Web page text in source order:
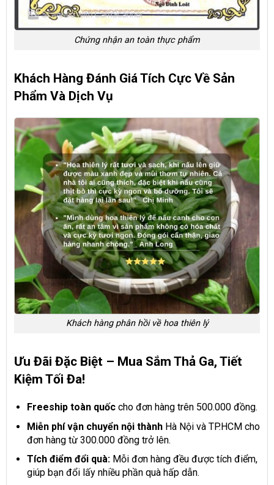
Chứng nhận an toàn thực phẩm
Khách Hàng Đánh Giá Tích Cực Về Sản
Phẩm Và Dịch Vụ
Khách hàng phân hồi về hoa thiên lý
Ưu Đãi Đặc Biệt – Mua Sắm Thả Ga, Tiết
Kiệm Tối Đa!
Freeship toàn quốccho đơn hàng trên 500.000 đồng.
Miễn phí vận chuyển nội thànhHà Nội và TP.HCM cho
đơn hàng từ 300.000 đồng trở lên.
Tích điểm đổi quà:Mỗi đơn hàng đều được tích điểm,
giúp bạn đổi lấy nhiều phần quà hấp dẫn.